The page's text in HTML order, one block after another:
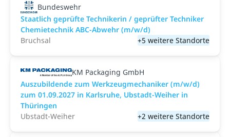
Bundeswehr
Staatlich geprüfte Technikerin / geprüfter Techniker
Chemietechnik ABC-Abwehr (m/w/d)
Bruchsal
+5 weitere Standorte
KM Packaging GmbH
Auszubildende zum Werkzeugmechaniker (m/w/d)
zum 01.09.2027 in Karlsruhe, Ubstadt-Weiher in
Thüringen
Ubstadt-Weiher
+2 weitere Standorte